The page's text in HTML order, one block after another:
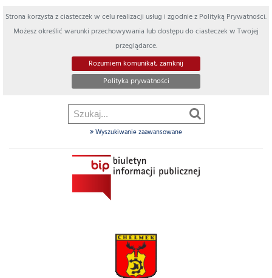
Strona korzysta z ciasteczek w celu realizacji usług i zgodnie z Polityką Prywatności.
Możesz określić warunki przechowywania lub dostępu do ciasteczek w Twojej
przeglądarce.
Rozumiem komunikat, zamknij
Polityka prywatności
Wyszukiwanie zaawansowane